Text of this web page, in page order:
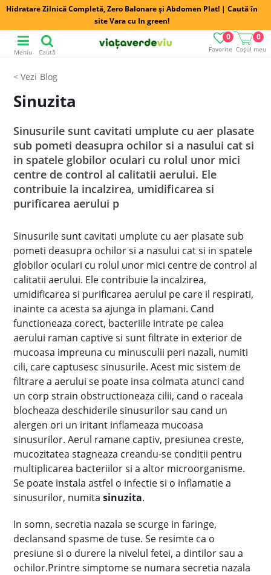
Hidratare Zilnică Completă, Zero Balonare și Abdomen Plat! | Caută în
site Vara cu In green!
Favorite
0
Coșul meu
0
Meniu Caută
Blog
Sinuzita
Sinusurile sunt cavitati umplute cu aer plasate
sub pometi deasupra ochilor si a nasului cat si
in spatele globilor oculari cu rolul unor mici
centre de control al calitatii aerului. Ele
contribuie la incalzirea, umidificarea si
purificarea aerului p
Sinusurile sunt cavitati umplute cu aer plasate sub
pometi deasupra ochilor si a nasului cat si in spatele
globilor oculari cu rolul unor mici centre de control al
calitatii aerului. Ele contribuie la incalzirea,
umidificarea si purificarea aerului pe care il respirati,
inainte ca acesta sa ajunga in plamani. Cand
functioneaza corect, bacteriile intrate pe calea
aerului raman captive si sunt filtrate in exterior de
mucoasa impreuna cu minusculii peri nazali, numiti
cili, care captusesc sinusurile. Acest mic sistem de
filtrare a aerului se poate insa colmata atunci cand
un corp strain obstructioneaza cilii, cand o raceala
blocheaza deschiderile sinusurilor sau cand un
alergen ori un iritant inflameaza mucoasa
sinusurilor. Aerul ramane captiv, presiunea creste,
mucozitatea stagneaza creandu-se conditii pentru
multiplicarea bacteriilor si a altor microorganisme.
Se poate instala astfel o infectie si o inflamatie a
sinusurilor, numita sinuzita.
In somn, secretia nazala se scurge in faringe,
declansand spasme de tuse. Se resimte ca o
presiune si o durere la nivelul fetei, a dintilor sau a
ochilor.Printre simptome se numara secretia nazala